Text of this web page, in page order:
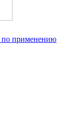
по применению